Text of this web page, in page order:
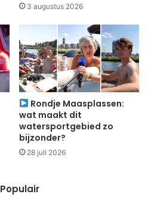
3 augustus 2026
Rondje Maasplassen:
wat maakt dit
watersportgebied zo
bijzonder?
28 juli 2026
Populair